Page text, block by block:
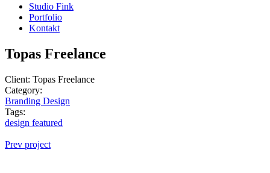
Studio Fink
Portfolio
Kontakt
Topas Freelance
Client: Topas Freelance
Category:
Branding Design
Tags:
design featured
Prev project